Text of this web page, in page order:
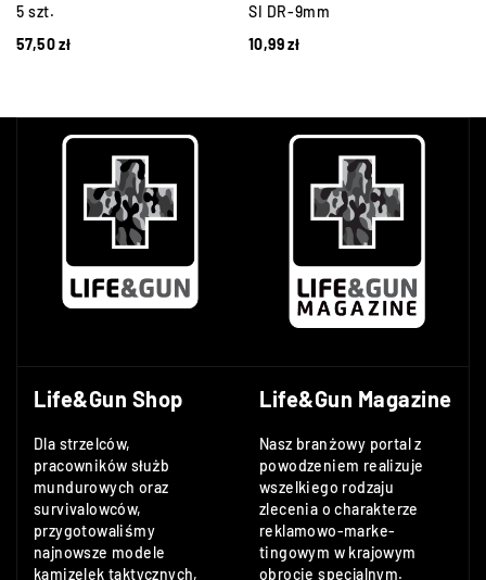
5 szt.
57,50zł
SI DR-9mm
10,99zł
Life&Gun Shop
Dla strzelców,
pracowników służb
mundurowych oraz
survivalowców,
przygotowaliśmy
najnowsze modele
kamizelek taktycznych,
Life&Gun Magazine
Nasz branżowy portal z
powodzeniem realizuje
wszelkiego rodzaju
zlecenia o charakterze
reklamowo-marke-
tingowym w krajowym
obrocie specjalnym.